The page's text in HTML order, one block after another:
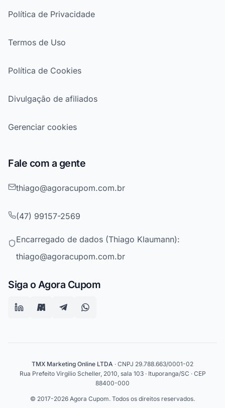
Política de Privacidade
Termos de Uso
Política de Cookies
Divulgação de afiliados
Gerenciar cookies
Fale com a gente
thiago@agoracupom.com.br
(47) 99157-2569
Encarregado de dados (Thiago Klaumann):
thiago@agoracupom.com.br
Siga o Agora Cupom
TMX Marketing Online LTDA · CNPJ 29.788.663/0001-02
Rua Prefeito Virgilio Scheller, 2010, sala 103 · Ituporanga/SC · CEP
88400-000
© 2017-2026 Agora Cupom. Todos os direitos reservados.